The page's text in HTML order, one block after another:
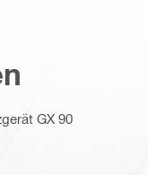
GX 90